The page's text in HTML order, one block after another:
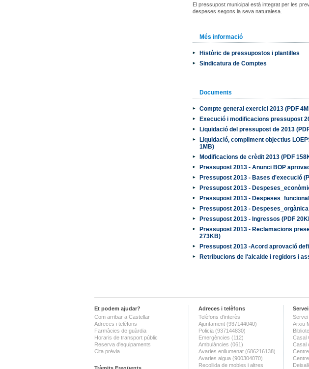
El pressupost municipal està integrat per les
despeses segons la seva naturalesa.
Més informació
Històric de pressupostos i plantilles
Sindicatura de Comptes
Documents
Compte general exercici 2013 (PDF
Execució i modificacions pressupost
Liquidació del pressupost de 2013
Liquidació, compliment objectius
1MB)
Modificacions de crèdit 2013 (PDF
Pressupost 2013 - Anunci BOP
Pressupost 2013 - Bases d'execució
Pressupost 2013 -
Pressupost 2013 -
Pressupost 2013 -
Pressupost 2013 - Ingressos (PDF
Pressupost 2013 - Reclamacions
273KB)
Pressupost 2013 -Acord aprovació
Retribucions de l'alcalde i regidors i
Et podem ajudar?
Com arribar a Castellar
Adreces i telèfons
Farmàcies de guàrdia
Horaris de transport públic
Reserva d'equipaments
Cita prèvia
Adreces i telèfons
Telèfons d'interès
Ajuntament (937144040)
Policia (937144830)
Emergències (112)
Ambulàncies (061)
Avaries enllumenat (686216138)
Avaries aigua (900304070)
Recollida de mobles i altres
Servei
Arxiu
Casal
Casal